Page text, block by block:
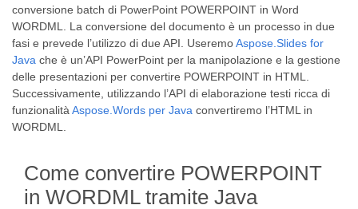
conversione batch di PowerPoint POWERPOINT in Word
WORDML. La conversione del documento è un processo in due
fasi e prevede l’utilizzo di due API. UseremoAspose.Slides for
Java che è un’API PowerPoint per la manipolazione e la gestione
delle presentazioni per convertire POWERPOINT in HTML.
Successivamente, utilizzando l’API di elaborazione testi ricca di
funzionalità Aspose.Words per Java convertiremo l’HTML in
WORDML.
Come convertire POWERPOINT
in WORDML tramite Java